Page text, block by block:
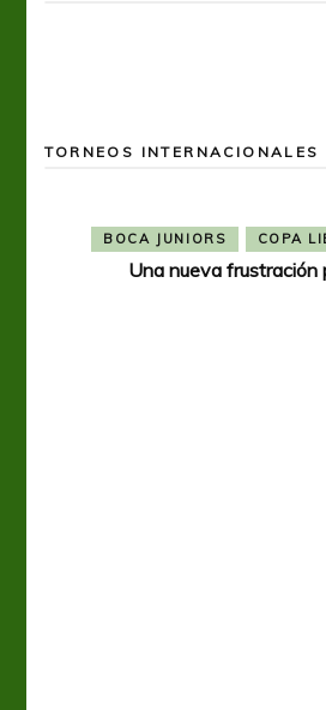
TORNEOS INTERNACIONALES
BOCA JUNIORS COPA
Una nueva frustración